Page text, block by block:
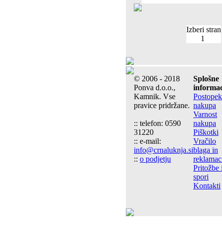
Izberi stran
1
© 2006 - 2018
Ponva d.o.o.,
Kamnik. Vse
pravice pridržane.
:: telefon: 0590
31220
:: e-mail:
info@crnaluknja.si
:: o podjetju
Splošne
Postopek
nakupa
Varnost
nakupa
Piškotki
Vračilo
blaga in
Pritožbe
spori
Kontakti